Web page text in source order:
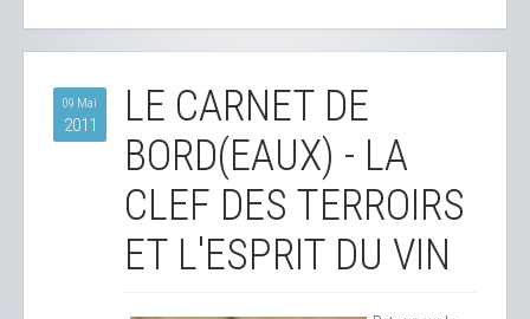
09 Mai
2011
LE CARNET DE
BORD(EAUX) - LA
CLEF DES TERROIRS
ET L'ESPRIT DU VIN